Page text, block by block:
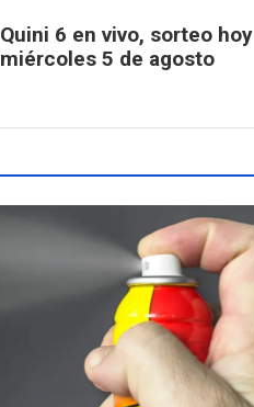
Quini 6 en vivo, sorteo hoy
miércoles 5 de agosto